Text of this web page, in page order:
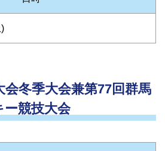
冬季大会兼第77回群馬
ー競技大会